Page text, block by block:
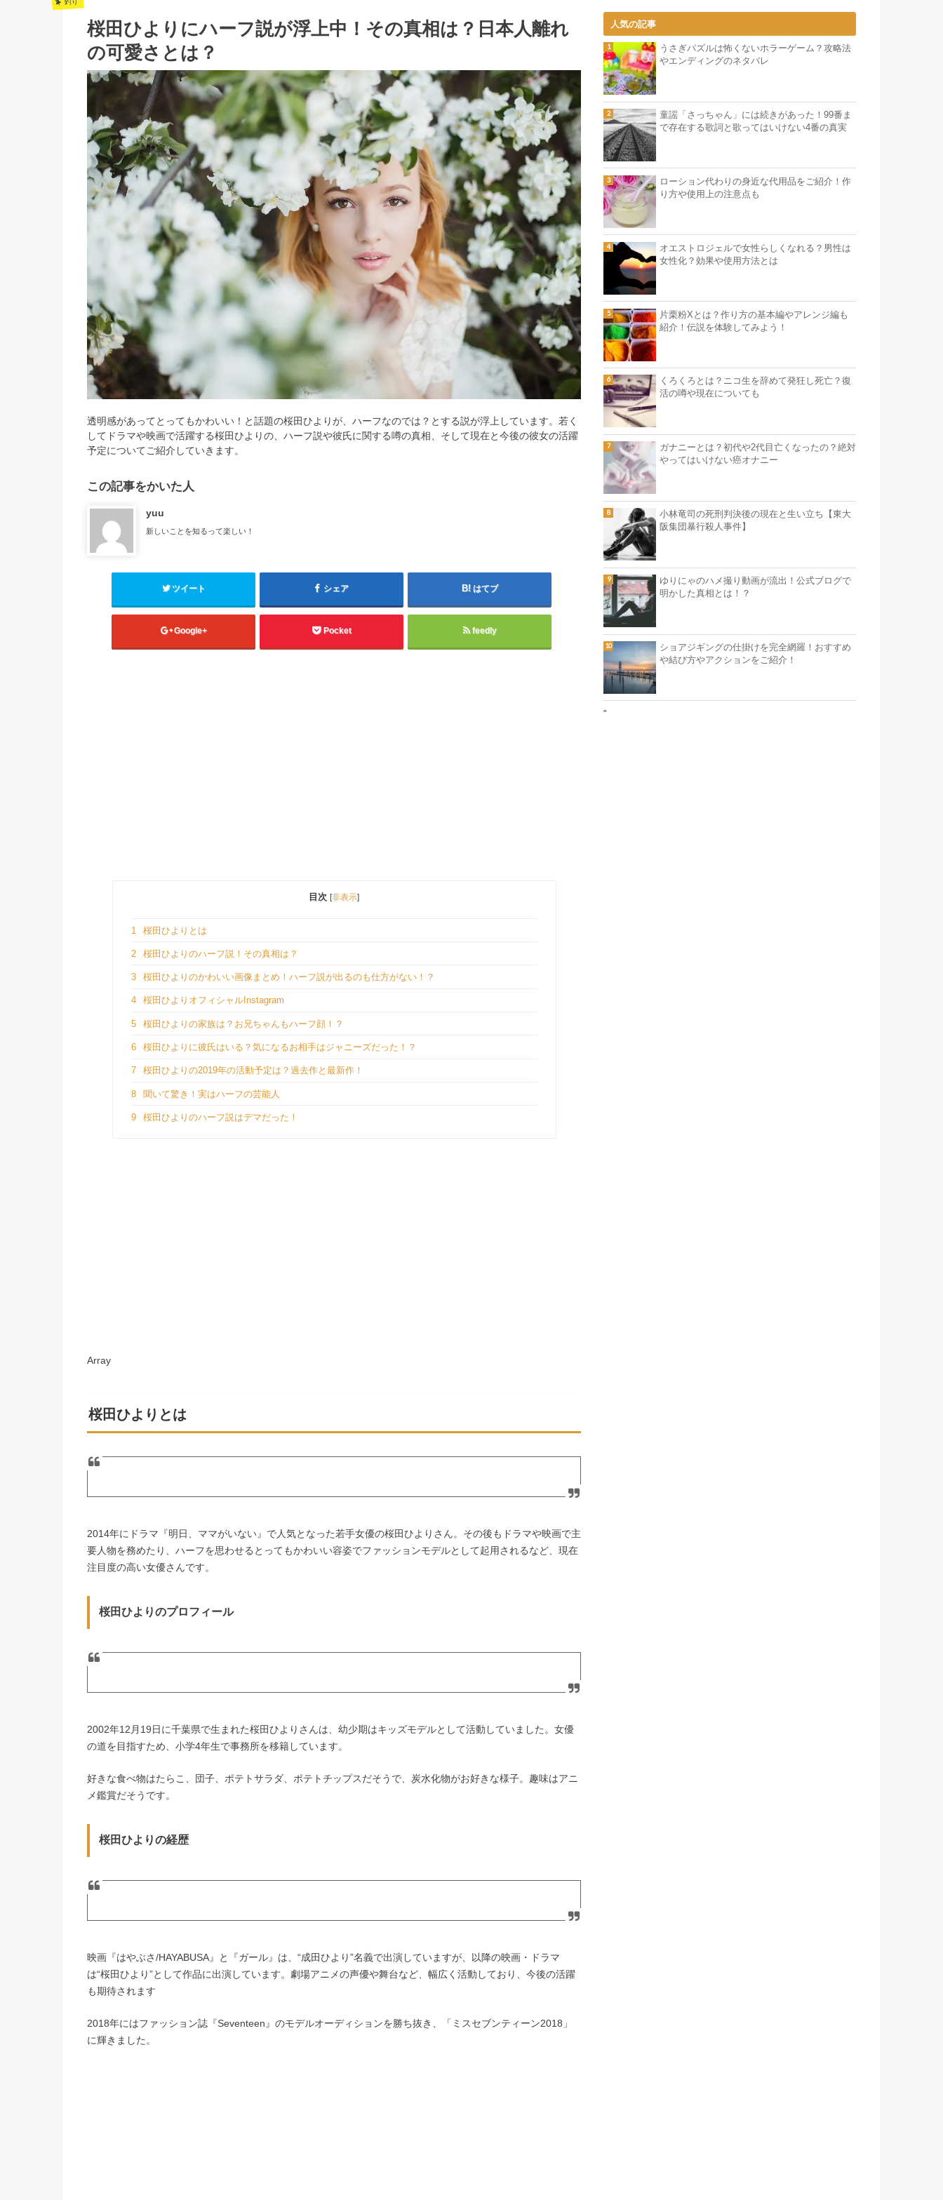
桜田ひよりにハーフ説が浮上中！その真相は？日本人離れ
の可愛さとは？
透明感があってとってもかわいい！と話題の桜田ひよりが、ハーフなのでは？とする説が浮上しています。若く
してドラマや映画で活躍する桜田ひよりの、ハーフ説や彼氏に関する噂の真相、そして現在と今後の彼女の活躍
予定についてご紹介していきます。
この記事をかいた人
yuu
新しいことを知るって楽しい！
ツイート シェア はてブ
Google+ Pocket feedly
目次 [非表示]
1 桜田ひよりとは
2 桜田ひよりのハーフ説！その真相は？
3 桜田ひよりのかわいい画像まとめ！ハーフ説が出るのも仕方がない！？
4 桜田ひよりオフィシャルInstagram
5 桜田ひよりの家族は？お兄ちゃんもハーフ顔！？
6 桜田ひよりに彼氏はいる？気になるお相手はジャニーズだった！？
7 桜田ひよりの2019年の活動予定は？過去作と最新作！
8 聞いて驚き！実はハーフの芸能人
9 桜田ひよりのハーフ説はデマだった！
Array
桜田ひよりとは
2014年にドラマ『明日、ママがいない』で人気となった若手女優の桜田ひよりさん。その後もドラマや映画で主
要人物を務めたり、ハーフを思わせるとってもかわいい容姿でファッションモデルとして起用されるなど、現在
注目度の高い女優さんです。
桜田ひよりのプロフィール
2002年12月19日に千葉県で生まれた桜田ひよりさんは、幼少期はキッズモデルとして活動していました。女優
の道を目指すため、小学4年生で事務所を移籍しています。
好きな食べ物はたらこ、団子、ポテトサラダ、ポテトチップスだそうで、炭水化物がお好きな様子。趣味はアニ
メ鑑賞だそうです。
桜田ひよりの経歴
映画『はやぶさ/HAYABUSA』と『ガール』は、“成田ひより”名義で出演していますが、以降の映画・ドラマ
は“桜田ひより”として作品に出演しています。劇場アニメの声優や舞台など、幅広く活動しており、今後の活躍
も期待されます
2018年にはファッション誌『Seventeen』のモデルオーディションを勝ち抜き、「ミスセブンティーン2018」
に輝きました。
人気の記事
うさぎパズルは怖くないホラーゲーム？攻略法
やエンディングのネタバレ
童謡「さっちゃん」には続きがあった！99番ま
で存在する歌詞と歌ってはいけない4番の真実
ローション代わりの身近な代用品をご紹介！作
り方や使用上の注意点も
オエストロジェルで女性らしくなれる？男性は
女性化？効果や使用方法とは
片栗粉Xとは？作り方の基本編やアレンジ編も
紹介！伝説を体験してみよう！
くろくろとは？ニコ生を辞めて発狂し死亡？復
活の噂や現在についても
ガナニーとは？初代や2代目亡くなったの？絶対
やってはいけない癌オナニー
小林竜司の死刑判決後の現在と生い立ち【東大
阪集団暴行殺人事件】
ゆりにゃのハメ撮り動画が流出！公式ブログで
明かした真相とは！？
ショアジギングの仕掛けを完全網羅！おすすめ
や結び方やアクションをご紹介！
"